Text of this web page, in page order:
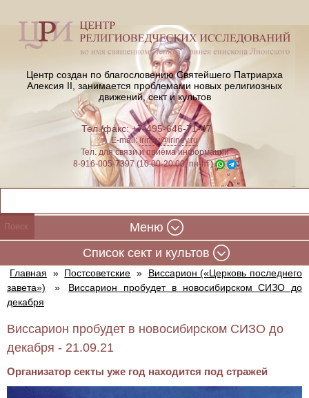
Центр создан по благословению Святейшего Патриарха
Алексия II, занимается проблемами новых религиозных
движений, сект и культов
Тел./факс: +7-495-646-71-47
E-mail:iriney@iriney.ru
Тел. для связи и приёма информации
8-916-005-7397 (10:00-20:00, пн-пт)
Меню
Cписок сект и культов
Главная » Постсоветские »
Виссарион («Церковь последнего
завета»)
»
Виссарион пробудет в новосибирском СИЗО до
декабря
Виссарион пробудет в новосибирском СИЗО до
декабря - 21.09.21
Организатор секты уже год находится под стражей